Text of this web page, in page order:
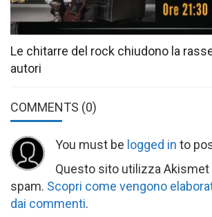
Le chitarre del rock chiudono la
autori
COMMENTS (0)
You must be logged in to
Questo sito utilizza Akismet
spam. Scopri come vengono
dai commenti.